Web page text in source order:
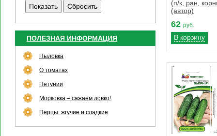
ПОЛЕЗНАЯ ИНФОРМАЦИЯ
Пыловка
О томатах
Петунии
Морковка – сажаем ловко!
Перцы: жгучие и сладкие
(п/к, ран,
(автор)
62 руб.
В корзину